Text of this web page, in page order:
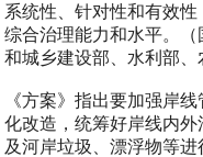
系统性、针对性和有效
综合治理能力和水平。
和城乡建设部、水利部、
《方案》指出要加强岸
化改造，统筹好岸线内
及河岸垃圾、漂浮物等